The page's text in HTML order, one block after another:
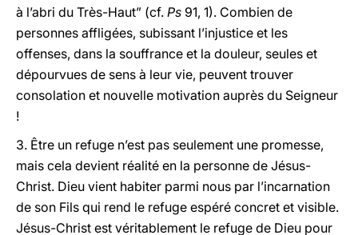
à l’abri du Très-Haut” (cf. Ps 91, 1). Combien de
personnes affligées, subissant l’injustice et les
offenses, dans la souffrance et la douleur, seules et
dépourvues de sens à leur vie, peuvent trouver
consolation et nouvelle motivation auprès du Seigneur
!
3. Être un refuge n’est pas seulement une promesse,
mais cela devient réalité en la personne de Jésus-
Christ. Dieu vient habiter parmi nous par l’incarnation
de son Fils qui rend le refuge espéré concret et visible.
Jésus-Christ est véritablement le refuge de Dieu pour